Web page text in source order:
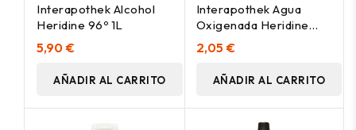
Interapothek Alcohol
Heridine 96º 1L
5,90 €
AÑADIR AL CARRITO
Interapothek Agua
Oxigenada Heridine
500Ml
2,05 €
AÑADIR AL CARRITO